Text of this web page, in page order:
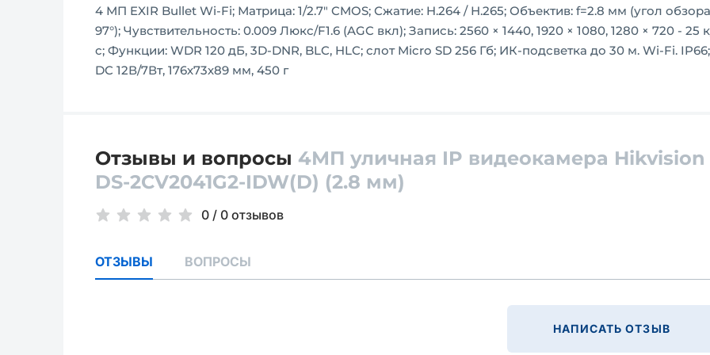
4 МП EXIR Bullet Wi-Fi; Матрица: 1/2.7" CMOS; Сжатие: H.264 / Н.265; Объектив: f=2.8 мм (угол обзора
97°); Чувствительность: 0.009 Люкс/F1.6 (AGC вкл); Запись: 2560 × 1440, 1920 × 1080, 1280 × 720 - 25
с; Функции: WDR 120 дБ, 3D-DNR, BLC, HLC; слот Micro SD 256 Гб; ИК-подсветка до 30 м. Wi-Fi. IP66;
DC 12В/7Вт, 176х73х89 мм, 450 г
Отзывы и вопросы 4МП уличная IP видеокамера Hikvision
DS-2CV2041G2-IDW(D) (2.8 мм)
0 / 0 отзывов
ОТЗЫВЫ ВОПРОСЫ
НАПИСАТЬ ОТЗЫВ